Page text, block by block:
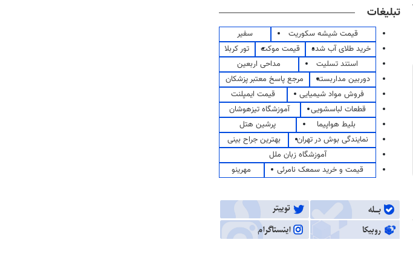
تبلیغات
قیمت شیشه سکوریت
سفیر
خرید طلای آب شده
قیمت موکت
تور کربلا
استند تسلیت
مداحی اربعین
دوربین مداربسته
مرجع پاسخ معتبر پزشکان
فروش مواد شیمیایی
قیمت ایمپلنت
قطعات لباسشویی
آموزشگاه تیزهوشان
بلیط هواپیما
پرشین هتل
نمایندگی بوش در تهران
بهترین جراح بینی
آموزشگاه زبان ملل
قیمت و خرید سمعک نامرئی
مهرینو